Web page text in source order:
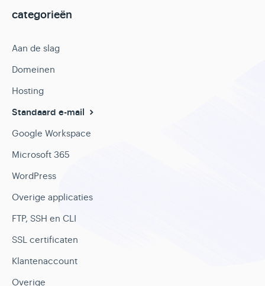
categorieën
Aan de slag
Domeinen
Hosting
Standaard e-mail
Google Workspace
Microsoft 365
WordPress
Overige applicaties
FTP, SSH en CLI
SSL certificaten
Klantenaccount
Overige